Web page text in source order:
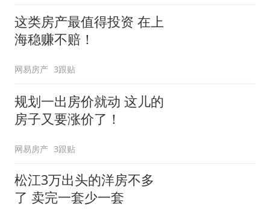
这类房产最值得投资 在上
海稳赚不赔！
网易房产 3跟贴
规划一出房价就动 这儿的
房子又要涨价了！
网易房产 3跟贴
松江3万出头的洋房不多
了 卖完一套少一套